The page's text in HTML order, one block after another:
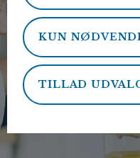
KUN
TILLAD